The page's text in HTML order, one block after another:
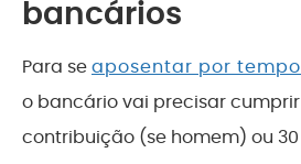
bancários
Para seaposentar por
o bancário vai precisar
contribuição (se homem) ou